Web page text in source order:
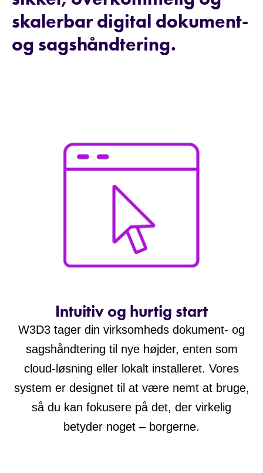
skalerbar digital dokument-
og sagshåndtering.
Intuitiv og hurtig start
W3D3 tager din virksomheds dokument- og
sagshåndtering til nye højder, enten som
cloud-løsning eller lokalt installeret. Vores
system er designet til at være nemt at bruge,
så du kan fokusere på det, der virkelig
betyder noget – borgerne.